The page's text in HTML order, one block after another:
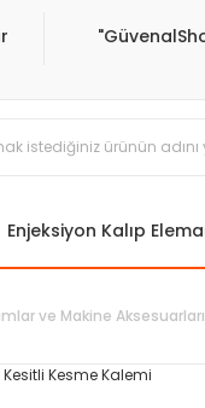
Enjeksiyon Kalıp
ve Makine Aksesuarları